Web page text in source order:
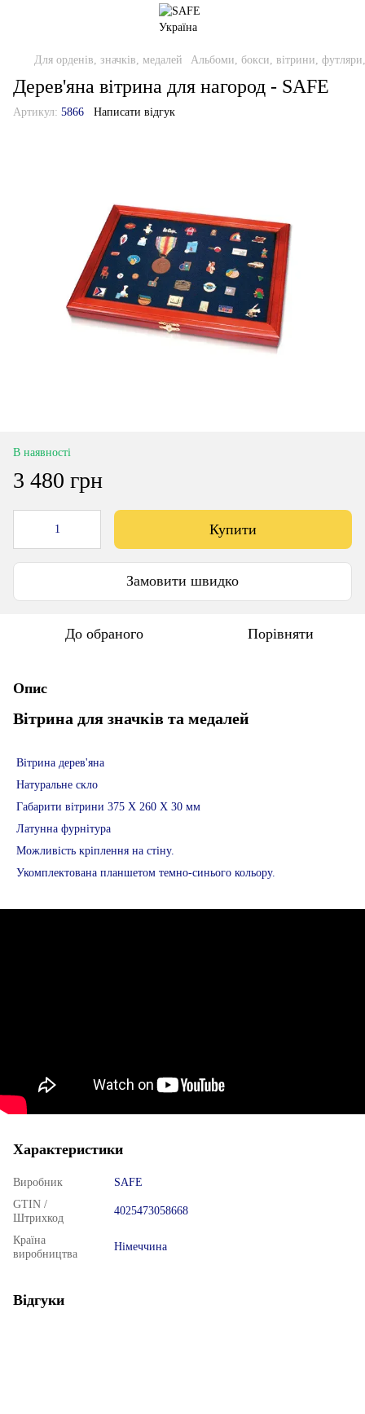
Для орденів, значків, медалей Альбоми, бокси, вітрини,
Дерев'яна вітрина для нагород - SAFE
Артикул: 5866 Написати відгук
В наявності
3 480 грн
Купити
Замовити швидко
До обраного Порівняти
Опис
Вітрина для значків та медалей
Вітрина дерев'яна
Натуральне скло
Габарити вітрини 375 Х 260 Х 30 мм
Латунна фурнітура
Можливість кріплення на стіну.
Укомплектована планшетом темно-синього кольору.
Характеристики
Виробник
SAFE
GTIN /
Штрихкод
4025473058668
Країна
виробництва
Німеччина
Відгуки